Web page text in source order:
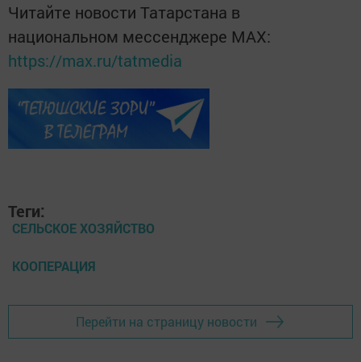
Читайте новости Татарстана в
национальном мессенджере MАХ:
https://max.ru/tatmedia
Теги:
СЕЛЬСКОЕ ХОЗЯЙСТВО
КООПЕРАЦИЯ
Перейти на страницу новости